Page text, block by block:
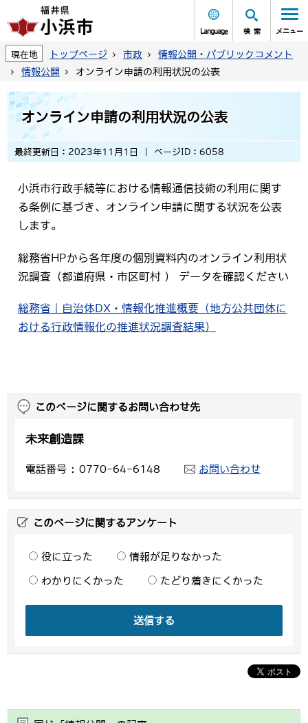
Language 検索 メニュー
現在地 トップページ 市政
情報公開・パブリックコメント
情報公開
オンライン申請の利用状況の公表
オンライン申請の利用状況の公表
最終更新日：2023年11月1日 ページID：6058
小浜市行政手続等における情報通信技術の利用に関す
る条例に基づき、オンライン申請に関する状況を公表
します。
総務省HPから各年度の個別資料内のオンライン利用状
況調査（都道府県・市区町村 ） データを確認ください
総務省｜自治体DX・情報化推進概要（地方公共団体に
おける行政情報化の推進状況調査結果）
このページに関するお問い合わせ先
未来創造課
電話番号 0770-64-6148 お問い合わせ
このページに関するアンケート
役に立った 情報が足りなかった
わかりにくかった たどり着きにくかった
送信する